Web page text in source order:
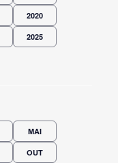
2020
2025
MAI
OUT